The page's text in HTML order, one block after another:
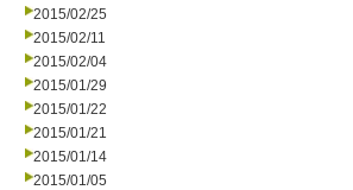
2015/02/25
2015/02/11
2015/02/04
2015/01/29
2015/01/22
2015/01/21
2015/01/14
2015/01/05